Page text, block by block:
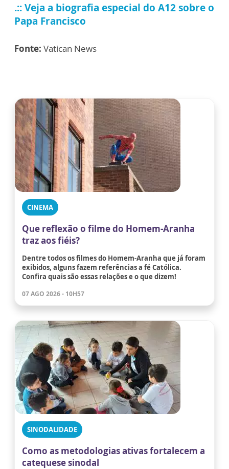
.:: Veja a biografia especial do A12 sobre o
Papa Francisco
Fonte: Vatican News
CINEMA
Que reflexão o filme do Homem-Aranha
traz aos fiéis?
Dentre todos os filmes do Homem-Aranha que já foram
exibidos, alguns fazem referências a fé Católica.
Confira quais são essas relações e o que dizem!
07 AGO 2026 - 10H57
SINODALIDADE
Como as metodologias ativas fortalecem a
catequese sinodal